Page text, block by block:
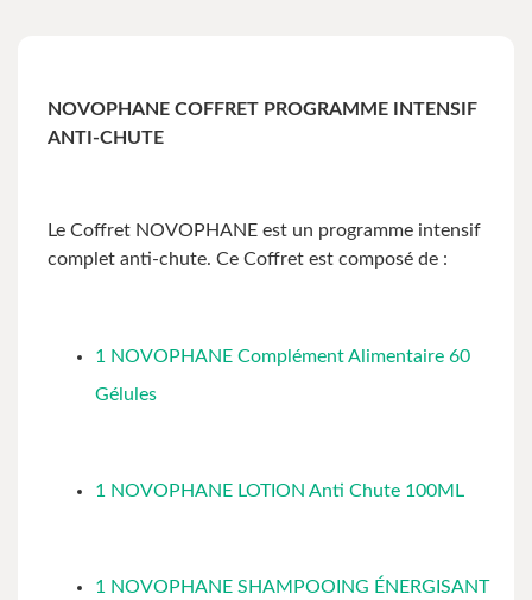
NOVOPHANE COFFRET PROGRAMME INTENSIF
ANTI-CHUTE
Le Coffret NOVOPHANE est un programme intensif
complet anti-chute. Ce Coffret est composé de :
1 NOVOPHANE Complément Alimentaire 60
Gélules
1 NOVOPHANE LOTION Anti Chute 100ML
1 NOVOPHANE SHAMPOOING ÉNERGISANT